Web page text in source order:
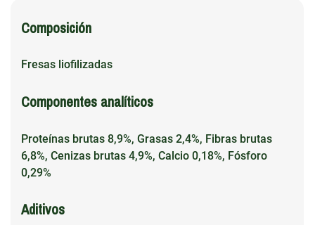
Composición
Fresas liofilizadas
Componentes analíticos
Proteínas brutas 8,9%, Grasas 2,4%, Fibras brutas
6,8%, Cenizas brutas 4,9%, Calcio 0,18%, Fósforo
0,29%
Aditivos